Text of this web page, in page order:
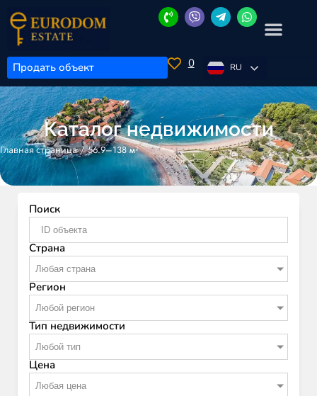
Продать объект 0 RU
Каталог недвижимости
Главная страница/56.9–138 м²
Поиск
Страна
Любая страна
Регион
Любой регион
Тип недвижимости
Любой тип
Цена
Любая цена